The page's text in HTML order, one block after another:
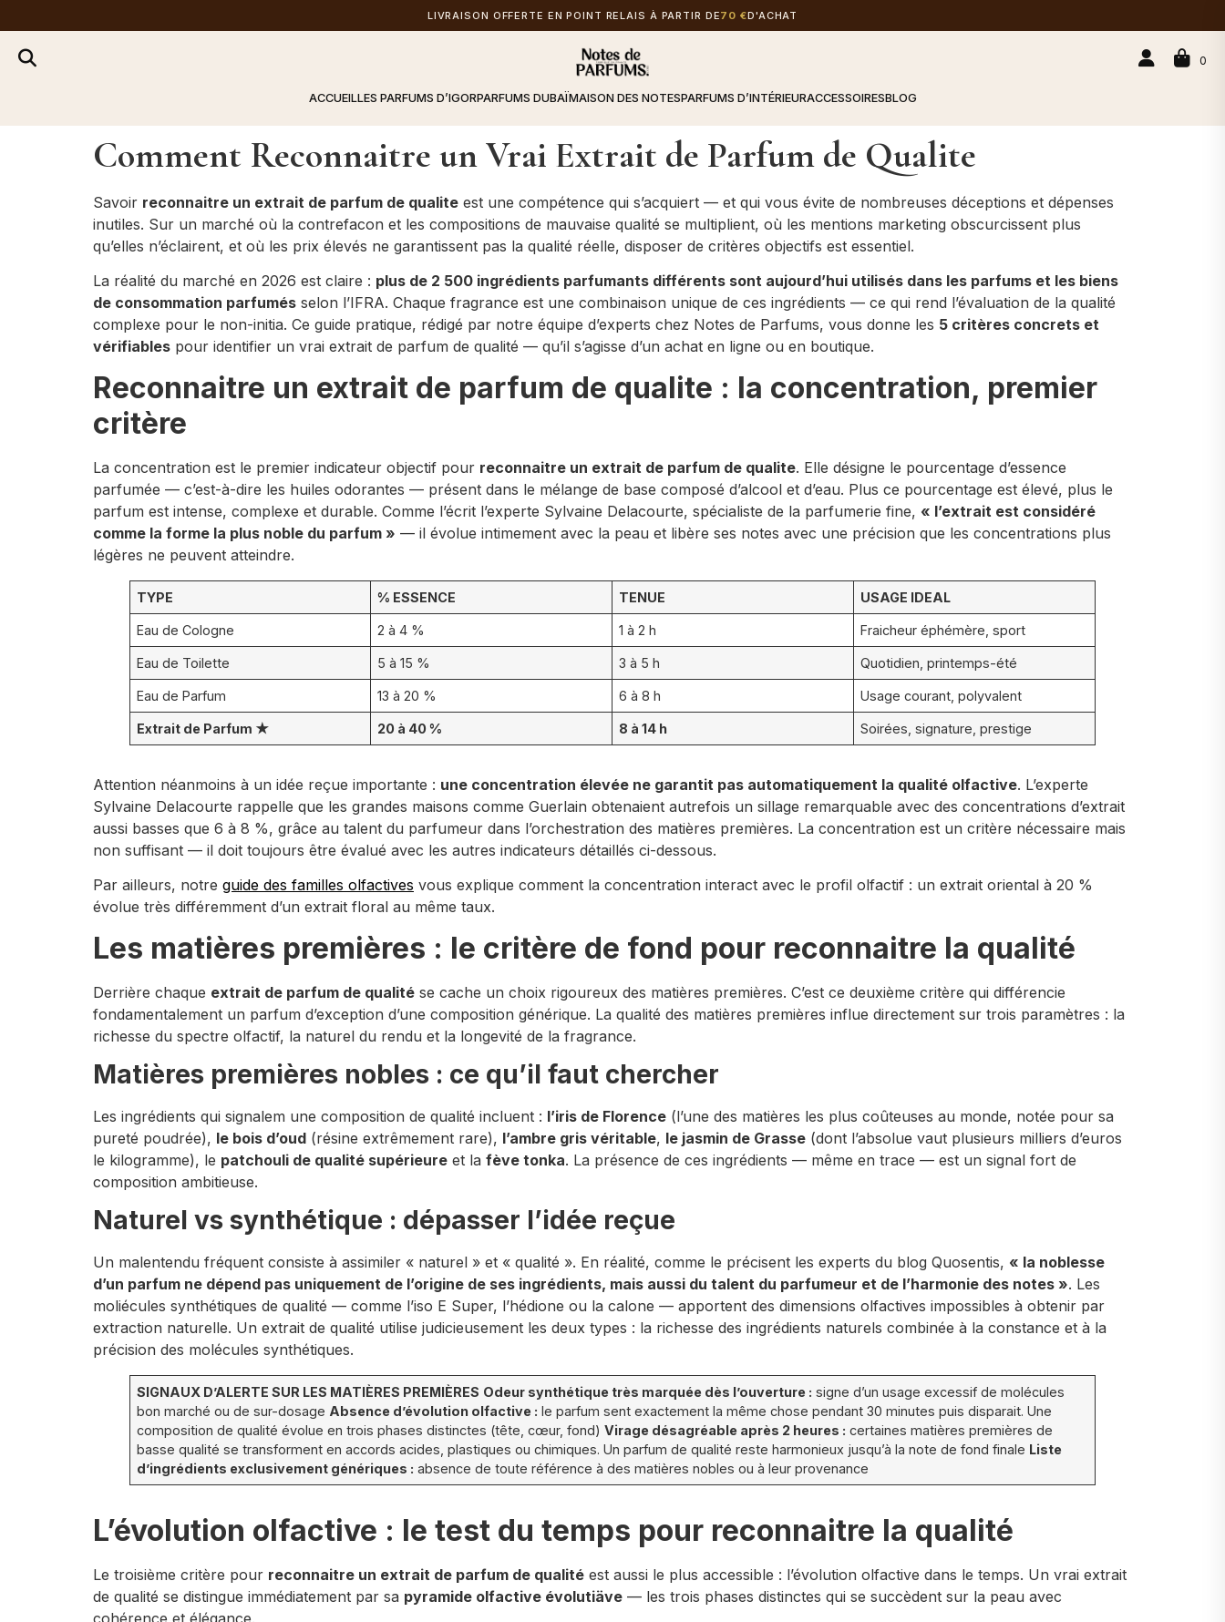
LIVRAISON OFFERTE EN POINT RELAIS À PARTIR DE70 €D'ACHAT
0
ACCUEILLES PARFUMS D’IGORPARFUMS DUBAÏMAISON DES NOTESPARFUMS D’INTÉRIEURACCESSOIRESBLOG
Comment Reconnaitre un Vrai Extrait de Parfum de Qualite
Savoir reconnaitre un extrait de parfum de qualite est une compétence qui s’acquiert — et qui vous évite de nombreuses déceptions et dépenses
inutiles. Sur un marché où la contrefacon et les compositions de mauvaise qualité se multiplient, où les mentions marketing obscurcissent plus
qu’elles n’éclairent, et où les prix élevés ne garantissent pas la qualité réelle, disposer de critères objectifs est essentiel.
La réalité du marché en 2026 est claire : plus de 2 500 ingrédients parfumants différents sont aujourd’hui utilisés dans les parfums et les biens
de consommation parfumés selon l’IFRA. Chaque fragrance est une combinaison unique de ces ingrédients — ce qui rend l’évaluation de la qualité
complexe pour le non-initia. Ce guide pratique, rédigé par notre équipe d’experts chez Notes de Parfums, vous donne les 5 critères concrets et
vérifiables pour identifier un vrai extrait de parfum de qualité — qu’il s’agisse d’un achat en ligne ou en boutique.
Reconnaitre un extrait de parfum de qualite : la concentration, premier
critère
La concentration est le premier indicateur objectif pour reconnaitre un extrait de parfum de qualite. Elle désigne le pourcentage d’essence
parfumée — c’est-à-dire les huiles odorantes — présent dans le mélange de base composé d’alcool et d’eau. Plus ce pourcentage est élevé, plus le
parfum est intense, complexe et durable. Comme l’écrit l’experte Sylvaine Delacourte, spécialiste de la parfumerie fine, « l’extrait est considéré
comme la forme la plus noble du parfum » — il évolue intimement avec la peau et libère ses notes avec une précision que les concentrations plus
légères ne peuvent atteindre.
TYPE % ESSENCE TENUE USAGE IDEAL
Eau de Cologne 2 à 4 % 1 à 2 h Fraicheur éphémère, sport
Eau de Toilette 5 à 15 % 3 à 5 h Quotidien, printemps-été
Eau de Parfum 13 à 20 % 6 à 8 h Usage courant, polyvalent
Extrait de Parfum ★ 20 à 40 % 8 à 14 h Soirées, signature, prestige
Attention néanmoins à un idée reçue importante : une concentration élevée ne garantit pas automatiquement la qualité olfactive. L’experte
Sylvaine Delacourte rappelle que les grandes maisons comme Guerlain obtenaient autrefois un sillage remarquable avec des concentrations d’extrait
aussi basses que 6 à 8 %, grâce au talent du parfumeur dans l’orchestration des matières premières. La concentration est un critère nécessaire mais
non suffisant — il doit toujours être évalué avec les autres indicateurs détaillés ci-dessous.
Par ailleurs, notre guide des familles olfactives vous explique comment la concentration interact avec le profil olfactif : un extrait oriental à 20 %
évolue très différemment d’un extrait floral au même taux.
Les matières premières : le critère de fond pour reconnaitre la qualité
Derrière chaque extrait de parfum de qualité se cache un choix rigoureux des matières premières. C’est ce deuxième critère qui différencie
fondamentalement un parfum d’exception d’une composition générique. La qualité des matières premières influe directement sur trois paramètres : la
richesse du spectre olfactif, la naturel du rendu et la longevité de la fragrance.
Matières premières nobles : ce qu’il faut chercher
Les ingrédients qui signalem une composition de qualité incluent : l’iris de Florence (l’une des matières les plus coûteuses au monde, notée pour sa
pureté poudrée), le bois d’oud (résine extrêmement rare), l’ambre gris véritable, le jasmin de Grasse (dont l’absolue vaut plusieurs milliers d’euros
le kilogramme), le patchouli de qualité supérieure et la fève tonka. La présence de ces ingrédients — même en trace — est un signal fort de
composition ambitieuse.
Naturel vs synthétique : dépasser l’idée reçue
Un malentendu fréquent consiste à assimiler « naturel » et « qualité ». En réalité, comme le précisent les experts du blog Quosentis, « la noblesse
d’un parfum ne dépend pas uniquement de l’origine de ses ingrédients, mais aussi du talent du parfumeur et de l’harmonie des notes ». Les
moliécules synthétiques de qualité — comme l’iso E Super, l’hédione ou la calone — apportent des dimensions olfactives impossibles à obtenir par
extraction naturelle. Un extrait de qualité utilise judicieusement les deux types : la richesse des ingrédients naturels combinée à la constance et à la
précision des molécules synthétiques.
SIGNAUX D’ALERTE SUR LES MATIÈRES PREMIÈRES Odeur synthétique très marquée dès l’ouverture : signe d’un usage excessif de molécules
bon marché ou de sur-dosage Absence d’évolution olfactive : le parfum sent exactement la même chose pendant 30 minutes puis disparait. Une
composition de qualité évolue en trois phases distinctes (tête, cœur, fond)Virage désagréable après 2 heures : certaines matières premières de
basse qualité se transforment en accords acides, plastiques ou chimiques. Un parfum de qualité reste harmonieux jusqu’à la note de fond finale Liste
d’ingrédients exclusivement génériques : absence de toute référence à des matières nobles ou à leur provenance
L’évolution olfactive : le test du temps pour reconnaitre la qualité
Le troisième critère pour reconnaitre un extrait de parfum de qualité est aussi le plus accessible : l’évolution olfactive dans le temps. Un vrai extrait
de qualité se distingue immédiatement par sa pyramide olfactive évolutiäve — les trois phases distinctes qui se succèdent sur la peau avec